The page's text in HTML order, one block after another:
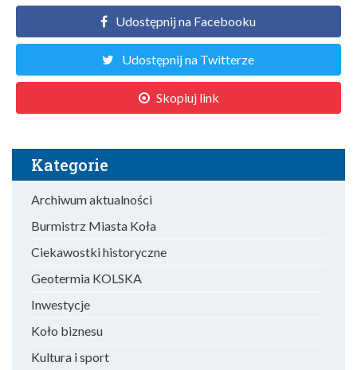
Udostępnij na Facebooku
Udostępnij na Twitterze
Skopiuj link
Kategorie
Archiwum aktualności
Burmistrz Miasta Koła
Ciekawostki historyczne
Geotermia KOLSKA
Inwestycje
Koło biznesu
Kultura i sport